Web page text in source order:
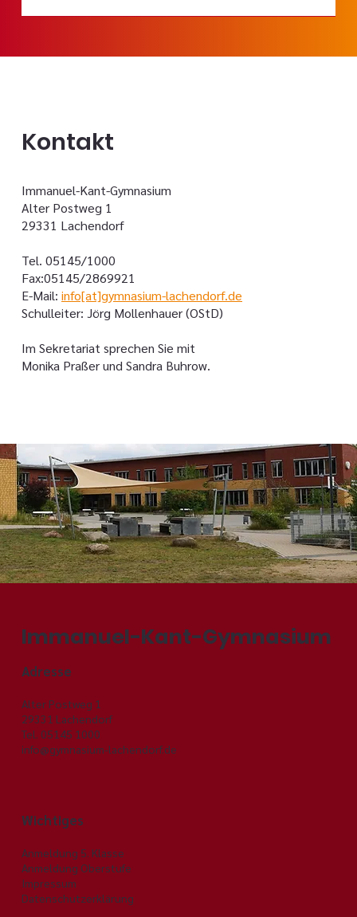
Kontakt
Immanuel-Kant-Gymnasium
Alter Postweg 1
29331 Lachendorf
Tel. 05145/1000
Fax:05145/2869921
E-Mail:info[at]gymnasium-lachendorf.de
Schulleiter: Jörg Mollenhauer (OStD)
Im Sekretariat sprechen Sie mit
Monika Praßer und Sandra Buhrow.
Immanuel-Kant-Gymnasium
Adresse
Alter Postweg 1
29331 Lachendorf
Tel. 05145 1000
info@gymnasium-lachendorf.de
Wichtiges
Anmeldung 5. Klasse
Anmeldung Oberstufe
Impressum
Datenschutzerklärung